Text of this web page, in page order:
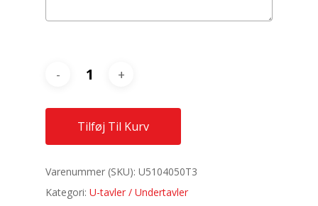
Tilføj Til Kurv
Varenummer (SKU): U5104050T3
Kategori: U-tavler / Undertavler